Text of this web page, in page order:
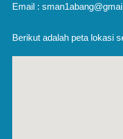
Email :
Berikut adalah peta lokasi